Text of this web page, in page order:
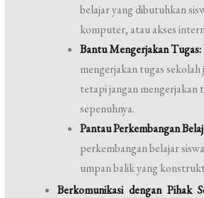
belajar yang dibutuhkan
komputer, atau akses
Bantu Mengerjakan Tugas:
mengerjakan tugas
tetapi jangan mengerjakan
sepenuhnya.
Pantau Perkembangan
perkembangan belajar
umpan balik yang
Berkomunikasi dengan Pihak